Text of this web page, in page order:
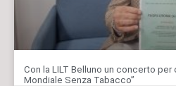
Con la LILT Belluno un concerto per
Mondiale Senza Tabacco”